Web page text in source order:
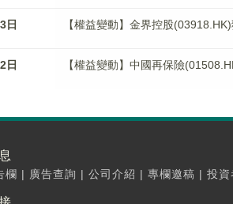
日 【權益變動】金界控股
日 【權益變動】中國再保險
欄 | 廣告查詢 | 公司介紹 | 專欄邀稿 | 投資